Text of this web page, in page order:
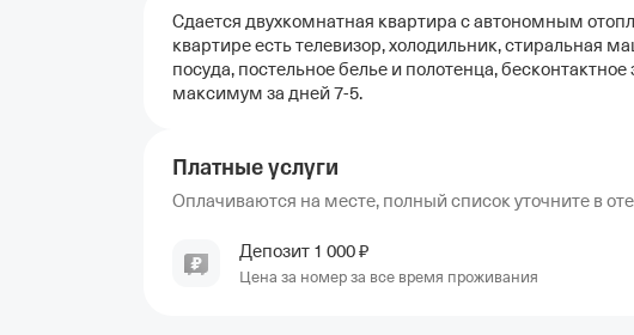
Сдается двухкомнатная квартира с автономным
квартире есть телевизор, холодильник, стиральная
посуда, постельное белье и полотенца,
максимум за дней 7-5.
Платные услуги
Оплачиваются на месте, полный список уточните в
Депозит 1 000₽
Цена за номер за все время проживания